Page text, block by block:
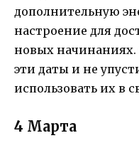
дополнительную
настроение для
новых
эти даты и не
использовать их в
4 Марта